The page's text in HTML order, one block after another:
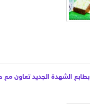
الشهدة الجديد تعاون